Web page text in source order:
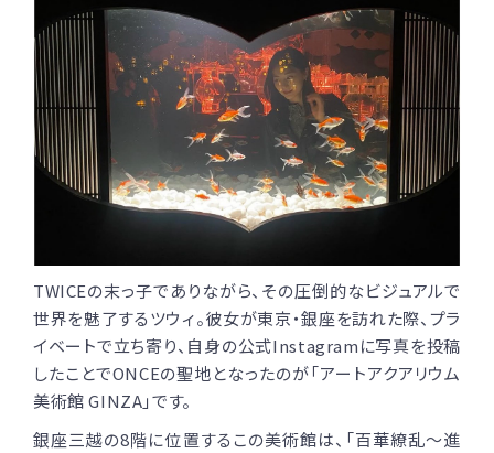
TWICEの末っ子でありながら、その圧倒的なビジュアルで
世界を魅了するツウィ。彼女が東京・銀座を訪れた際、プラ
イベートで立ち寄り、自身の公式Instagramに写真を投稿
したことでONCEの聖地となったのが「アートアクアリウム
美術館 GINZA」です。
銀座三越の8階に位置するこの美術館は、「百華繚乱〜進